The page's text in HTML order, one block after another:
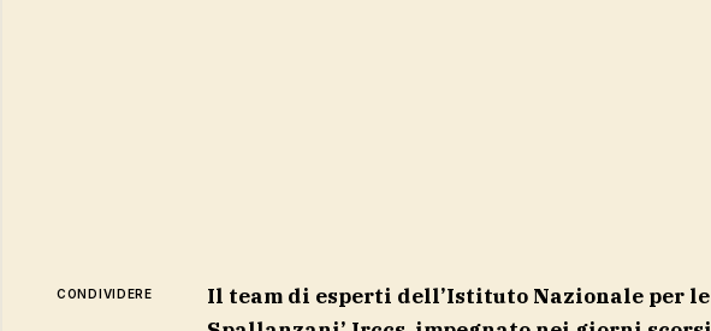
CONDIVIDERE
Il team di esperti dell’Istituto Nazionale per